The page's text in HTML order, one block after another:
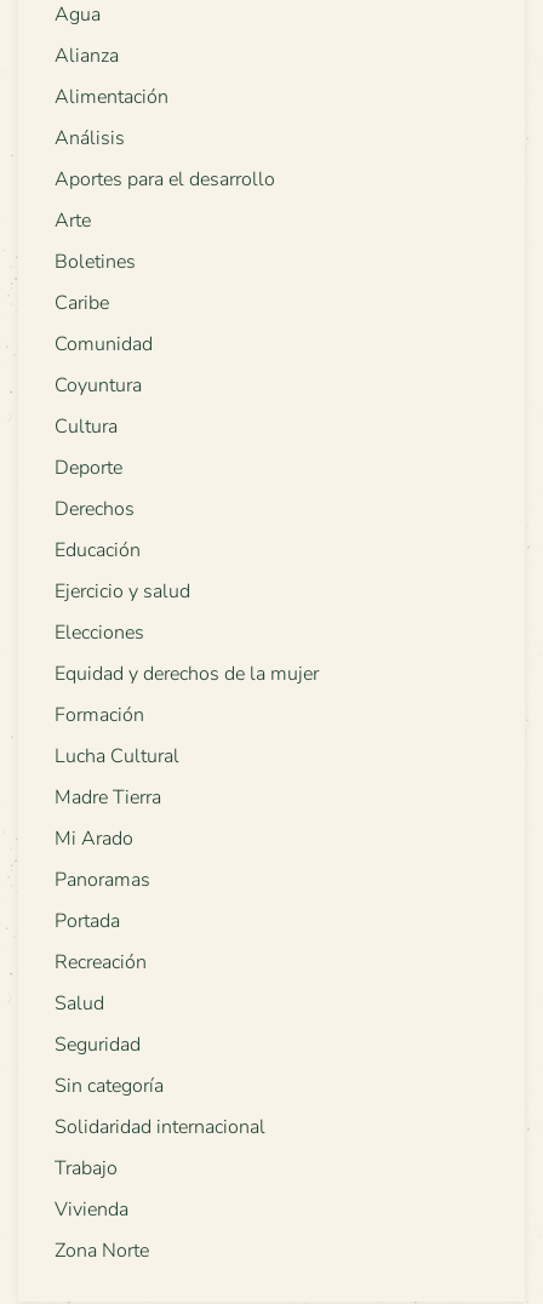
Agua
Alianza
Alimentación
Análisis
Aportes para el desarrollo
Arte
Boletines
Caribe
Comunidad
Coyuntura
Cultura
Deporte
Derechos
Educación
Ejercicio y salud
Elecciones
Equidad y derechos de la mujer
Formación
Lucha Cultural
Madre Tierra
Mi Arado
Panoramas
Portada
Recreación
Salud
Seguridad
Sin categoría
Solidaridad internacional
Trabajo
Vivienda
Zona Norte